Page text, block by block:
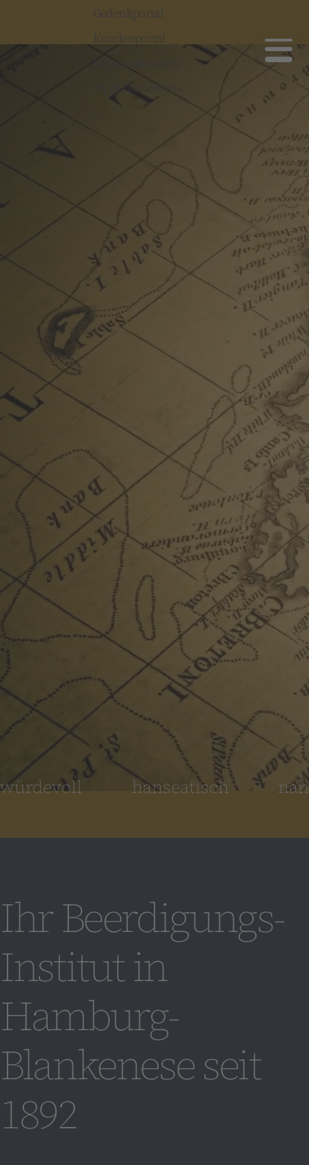
Gedenkportal
Kundenportal
barrierefrei
würdevoll hanseatisch nah
Ihr Beerdigungs-
Institut in
Hamburg-
Blankenese seit
1892